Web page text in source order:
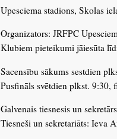
Upesciema stadions, Skolas
Organizators: JRFPC
Klubiem pieteikumi jāiesūta
Sacensību sākums sestdien
Pusfināls svētdien plkst. 9:30,
Galvenais tiesnesis un
Tiesneši un sekretariāts: Ieva